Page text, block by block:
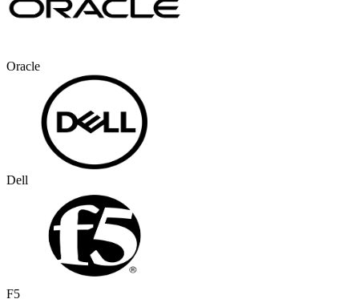
Oracle
Dell
F5